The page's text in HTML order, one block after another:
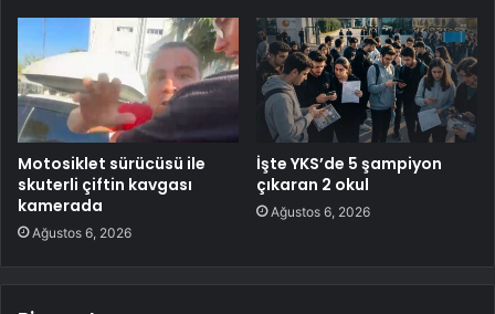
Motosiklet sürücüsü ile
skuterli çiftin kavgası
kamerada
Ağustos 6, 2026
İşte YKS’de 5 şampiyon
çıkaran 2 okul
Ağustos 6, 2026